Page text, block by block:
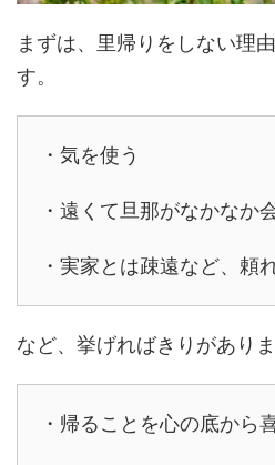
まずは、里帰りをしない理
す。
・気を使う
・遠くて旦那がなかなか
・実家とは疎遠など、頼
など、挙げればきりがあり
・帰ることを心の底から